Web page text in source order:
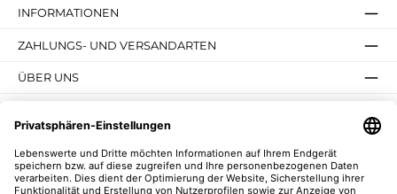
INFORMATIONEN
ZAHLUNGS- UND VERSANDARTEN
ÜBER UNS
NEWSLETTER